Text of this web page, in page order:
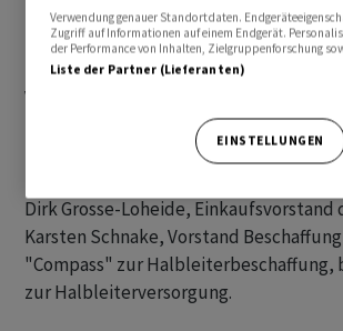
Bundesforschungsministerin Bettina
14:00 DEU: Gespräch Bundeskanzler
Verbraucherzentrale-Bundesverband,
Stiftung Warentest, Hubertus Primus,
Dirk Grosse-Loheide,
Karsten Schnake, Vorstand
"Compass" zur
zur Halbleiterversorgung.
Verwendung genauer Standortdaten.
Zugriff auf Informationen auf einem Endgerät.
der Performance von Inhalten, Zielgruppenforschung
Liste der Partner (Lieferanten)
EINSTELLUNGEN